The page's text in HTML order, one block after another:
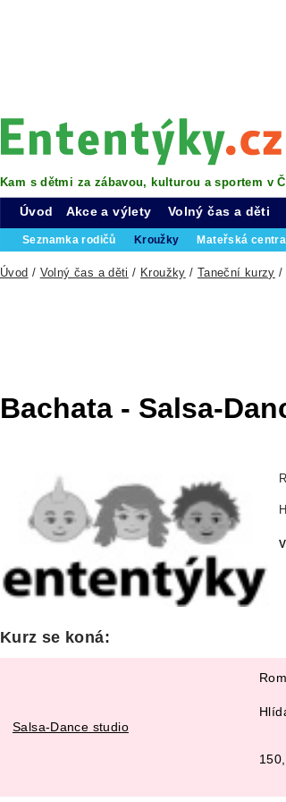
Kam s dětmi za zábavou, kulturou a sportem v
Úvod Akce a výlety Volný čas a děti
Seznamka rodičů Kroužky Mateřská centra
Úvod / Volný čas a děti / Kroužky / Taneční kurzy /
Bachata - Salsa-
Kurz se koná:
Salsa-Dance studio